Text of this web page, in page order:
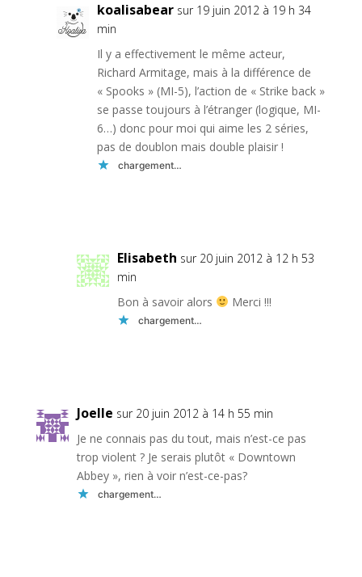
koalisabear sur 19 juin 2012 à 19 h 34
min
Il y a effectivement le même acteur,
Richard Armitage, mais à la différence de
« Spooks » (MI-5), l’action de « Strike back »
se passe toujours à l’étranger (logique, MI-
6…) donc pour moi qui aime les 2 séries,
pas de doublon mais double plaisir !
chargement…
Elisabeth sur 20 juin 2012 à 12 h 53
min
Bon à savoir alors
Merci !!!
chargement…
Joelle sur 20 juin 2012 à 14 h 55 min
Je ne connais pas du tout, mais n’est-ce pas
trop violent ? Je serais plutôt « Downtown
Abbey », rien à voir n’est-ce-pas?
chargement…